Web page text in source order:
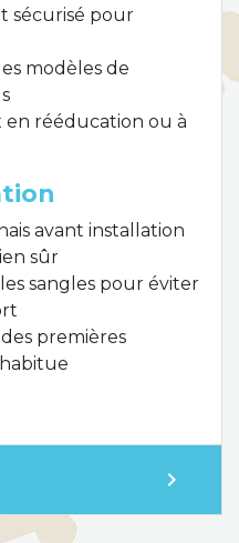
sécurisé pour
modèles de
en rééducation ou à
avant installation
sûr
sangles pour éviter
premières
expand_more